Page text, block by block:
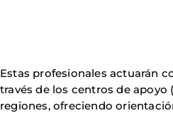
Estas profesionales actuarán
través de los centros de apoyo
regiones, ofreciendo